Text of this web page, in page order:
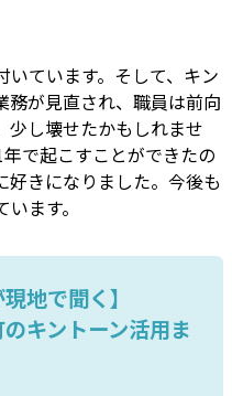
ています。そして、キン
務が見直され、職員は前向
少し壊せたかもしれませ
で起こすことができたの
好きになりました。今後も
ます。
地で聞く】
キントーン活用ま